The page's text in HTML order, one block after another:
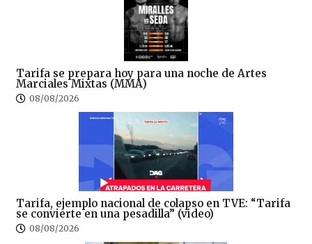
Tarifa se prepara hoy para una noche de Artes
Marciales Mixtas (MMA)
08/08/2026
Tarifa, ejemplo nacional de colapso en TVE: “Tarifa
se convierte en una pesadilla” (video)
08/08/2026